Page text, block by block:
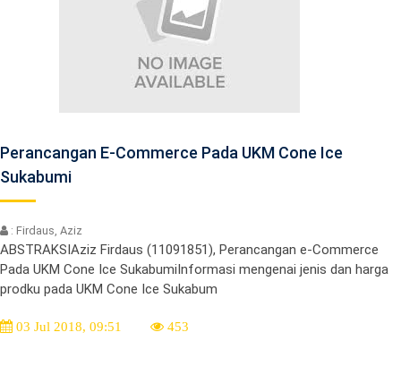
Perancangan E-Commerce Pada UKM Cone Ice
Sukabumi
: Firdaus, Aziz
ABSTRAKSIAziz Firdaus (11091851), Perancangan e-Commerce
Pada UKM Cone Ice SukabumiInformasi mengenai jenis dan harga
prodku pada UKM Cone Ice Sukabum
03 Jul 2018, 09:51 453